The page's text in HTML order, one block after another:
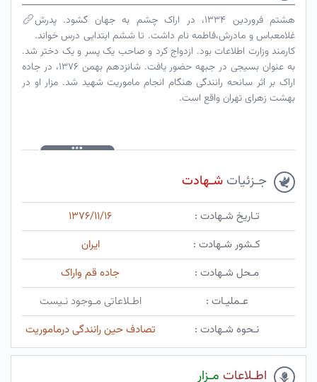
هشتم فروردین ۱۳۳۴، در اراک چشم به جهان گشود. پدرش
غلامعباس و مادرش،فاطمه نام داشت. تا ششم ابتدایی درس خواند.
کارمند وزارت اطلاعات بود. ازدواج کرد و صاحب یک پسر و یک دختر شد.
به عنوان بسیجی در جبهه حضور یافت. شانزدهم بهمن ۱۳۷۶، در جاده
اراک بر اثر سانحه رانندگی هنگام انجام ماموریت شهید شد. مزار او در
بهشت زهرای تهران واقع است.
جـزئیات شـهادت
تـاریخ شـهادت :
۱۳۷۶/۱۱/۱۶
کـشور شـهادت :
ایران
مـحل شـهادت :
جاده قم واراک
عـملیـات :
اطـلاعاتی مـوجود نـیست
نـحوه شـهادت :
تصادف حین رانندگی درماموریت
اطـلاعات مـزار